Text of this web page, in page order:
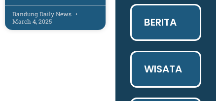
Bandung Daily News
March 4, 2025
BERITA
WISATA